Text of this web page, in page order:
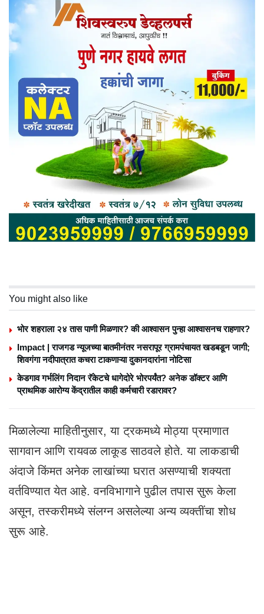
You might also like
भोर शहराला २४ तास पाणी मिळणार? की आश्वासन पुन्हा आश्वासनच राहणार?
Impact | राजगड न्यूजच्या बातमीनंतर नसरापूर ग्रामपंचायत खडबडून जागी;
शिवगंगा नदीपात्रात कचरा टाकणाऱ्या दुकानदारांना नोटिसा
केडगाव गर्भलिंग निदान रॅकेटचे धागेदोरे भोरपर्यंत? अनेक डॉक्टर आणि
प्राथमिक आरोग्य केंद्रातील काही कर्मचारी रडारावर?
मिळालेल्या माहितीनुसार, या ट्रकमध्ये मोठ्या प्रमाणात
सागवान आणि रायवळ लाकूड साठवले होते. या लाकडाची
अंदाजे किंमत अनेक लाखांच्या घरात असण्याची शक्यता
वर्तविण्यात येत आहे. वनविभागाने पुढील तपास सुरू केला
असून, तस्करीमध्ये संलग्न असलेल्या अन्य व्यक्तींचा शोध
सुरू आहे.